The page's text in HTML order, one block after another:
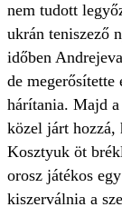
nem tudott
ukrán teniszező
időben
de
hárítania. Majd
közel járt hozzá,
Kosztyuk öt
orosz játékos
kiszerválnia a